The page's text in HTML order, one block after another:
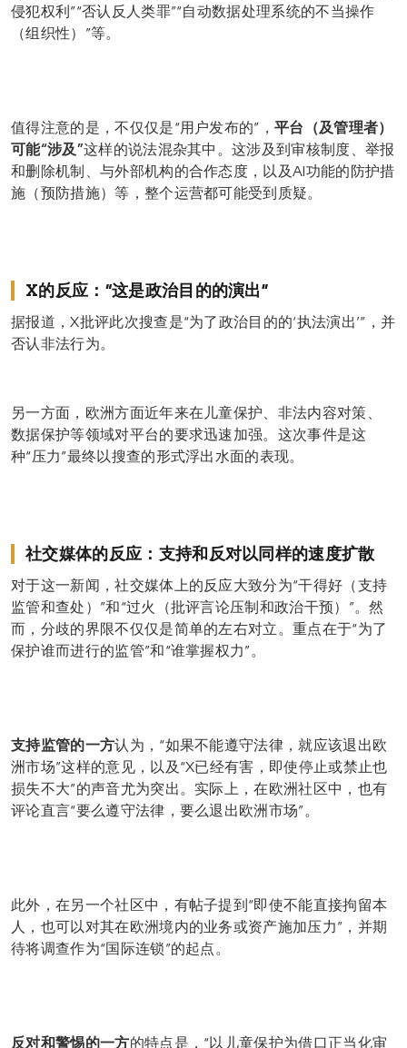
侵犯权利”“否认反人类罪”“自动数据处理系统的不当操作
（组织性）”等。
值得注意的是，不仅仅是“用户发布的”，平台（及管理者）
可能“涉及”这样的说法混杂其中。这涉及到审核制度、举报
和删除机制、与外部机构的合作态度，以及AI功能的防护措
施（预防措施）等，整个运营都可能受到质疑。
X的反应：“这是政治目的的演出”
据报道，X批评此次搜查是“为了政治目的的‘执法演出’”，并
否认非法行为。
另一方面，欧洲方面近年来在儿童保护、非法内容对策、
数据保护等领域对平台的要求迅速加强。这次事件是这
种“压力”最终以搜查的形式浮出水面的表现。
社交媒体的反应：支持和反对以同样的速度扩散
对于这一新闻，社交媒体上的反应大致分为“干得好（支持
监管和查处）”和“过火（批评言论压制和政治干预）”。然
而，分歧的界限不仅仅是简单的左右对立。重点在于“为了
保护谁而进行的监管”和“谁掌握权力”。
支持监管的一方认为，“如果不能遵守法律，就应该退出欧
洲市场”这样的意见，以及“X已经有害，即使停止或禁止也
损失不大”的声音尤为突出。实际上，在欧洲社区中，也有
评论直言“要么遵守法律，要么退出欧洲市场”。
此外，在另一个社区中，有帖子提到“即使不能直接拘留本
人，也可以对其在欧洲境内的业务或资产施加压力”，并期
待将调查作为“国际连锁”的起点。
反对和警惕的一方的特点是，“以儿童保护为借口正当化审